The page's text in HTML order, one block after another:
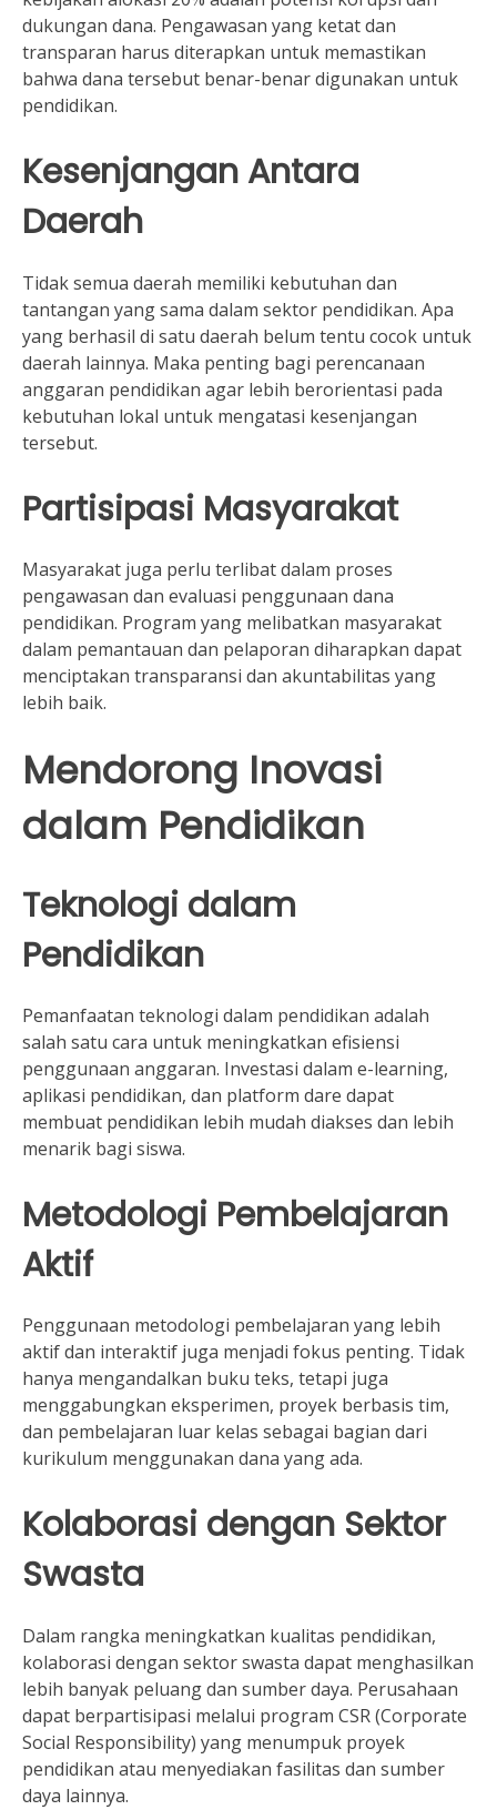
dukungan dana. Pengawasan yang ketat dan
transparan harus diterapkan untuk memastikan
bahwa dana tersebut benar-benar digunakan untuk
pendidikan.
Kesenjangan Antara
Daerah
Tidak semua daerah memiliki kebutuhan dan
tantangan yang sama dalam sektor pendidikan. Apa
yang berhasil di satu daerah belum tentu cocok untuk
daerah lainnya. Maka penting bagi perencanaan
anggaran pendidikan agar lebih berorientasi pada
kebutuhan lokal untuk mengatasi kesenjangan
tersebut.
Partisipasi Masyarakat
Masyarakat juga perlu terlibat dalam proses
pengawasan dan evaluasi penggunaan dana
pendidikan. Program yang melibatkan masyarakat
dalam pemantauan dan pelaporan diharapkan dapat
menciptakan transparansi dan akuntabilitas yang
lebih baik.
Mendorong Inovasi
dalam Pendidikan
Teknologi dalam
Pendidikan
Pemanfaatan teknologi dalam pendidikan adalah
salah satu cara untuk meningkatkan efisiensi
penggunaan anggaran. Investasi dalam e-learning,
aplikasi pendidikan, dan platform dare dapat
membuat pendidikan lebih mudah diakses dan lebih
menarik bagi siswa.
Metodologi Pembelajaran
Aktif
Penggunaan metodologi pembelajaran yang lebih
aktif dan interaktif juga menjadi fokus penting. Tidak
hanya mengandalkan buku teks, tetapi juga
menggabungkan eksperimen, proyek berbasis tim,
dan pembelajaran luar kelas sebagai bagian dari
kurikulum menggunakan dana yang ada.
Kolaborasi dengan Sektor
Swasta
Dalam rangka meningkatkan kualitas pendidikan,
kolaborasi dengan sektor swasta dapat menghasilkan
lebih banyak peluang dan sumber daya. Perusahaan
dapat berpartisipasi melalui program CSR (Corporate
Social Responsibility) yang menumpuk proyek
pendidikan atau menyediakan fasilitas dan sumber
daya lainnya.